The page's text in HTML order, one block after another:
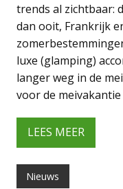
trends al zichtbaar:
dan ooit, Frankrijk
luxe (glamping)
langer weg in de
voor de
LEES MEER
Nieuws